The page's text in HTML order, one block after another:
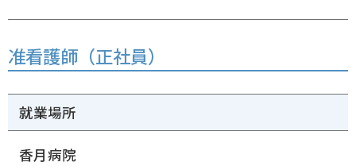
准看護師（正社員）
就業場所
香月病院